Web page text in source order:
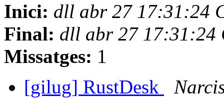
Inici: dll abr 27 17:31:24
Final: dll abr 27 17:31:24
Missatges: 1
[gilug] RustDesk